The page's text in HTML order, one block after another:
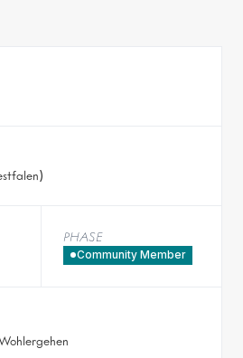
)
PHASE
Community Member